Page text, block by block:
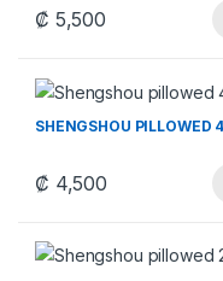
₡ 5,500
SHENGSHOU PILLOWED
₡ 4,500